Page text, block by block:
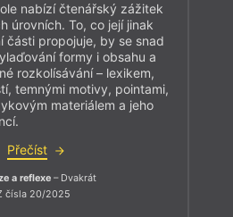
nabízí čtenářský zážitek
úrovních. To, co její jinak
části propojuje, by se snad
formy i obsahu a
rozkolísávání – lexikem,
temnými motivy, pointami,
materiálem a jeho
Přečíst
a reflexe – Dvakrát
čísla 20/2025